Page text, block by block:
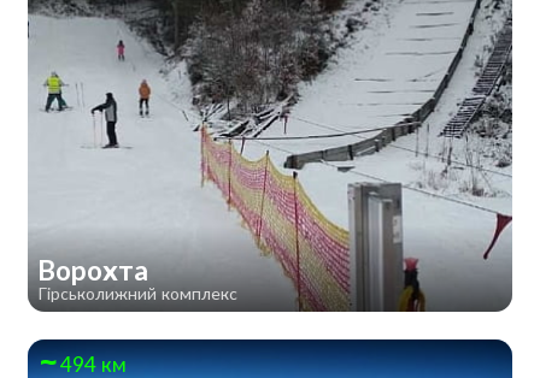
Ворохта
Гірськолижний комплекс
494 км